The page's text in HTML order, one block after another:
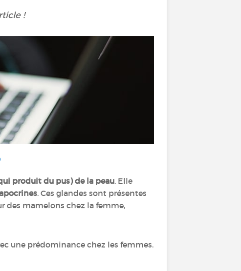
!
produit du pus) de la peau. Elle
. Ces glandes sont présentes
des mamelons chez la femme,
une prédominance chez les femmes.